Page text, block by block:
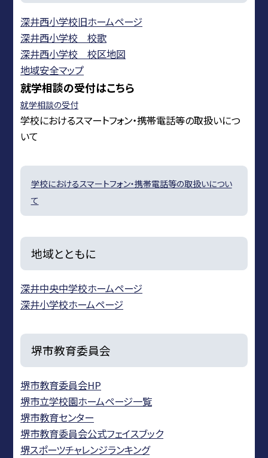
深井西小学校旧ホームページ
深井西小学校 校歌
深井西小学校 校区地図
地域安全マップ
就学相談の受付はこちら
就学相談の受付
学校におけるスマートフォン・携帯電話等の取扱いにつ
いて
学校におけるスマートフォン・携帯電話等の取扱いについ
て
地域とともに
深井中央中学校ホームページ
深井小学校ホームページ
堺市教育委員会
堺市教育委員会HP
堺市立学校園ホームページ一覧
堺市教育センター
堺市教育委員会公式フェイスブック
堺スポーツチャレンジランキング